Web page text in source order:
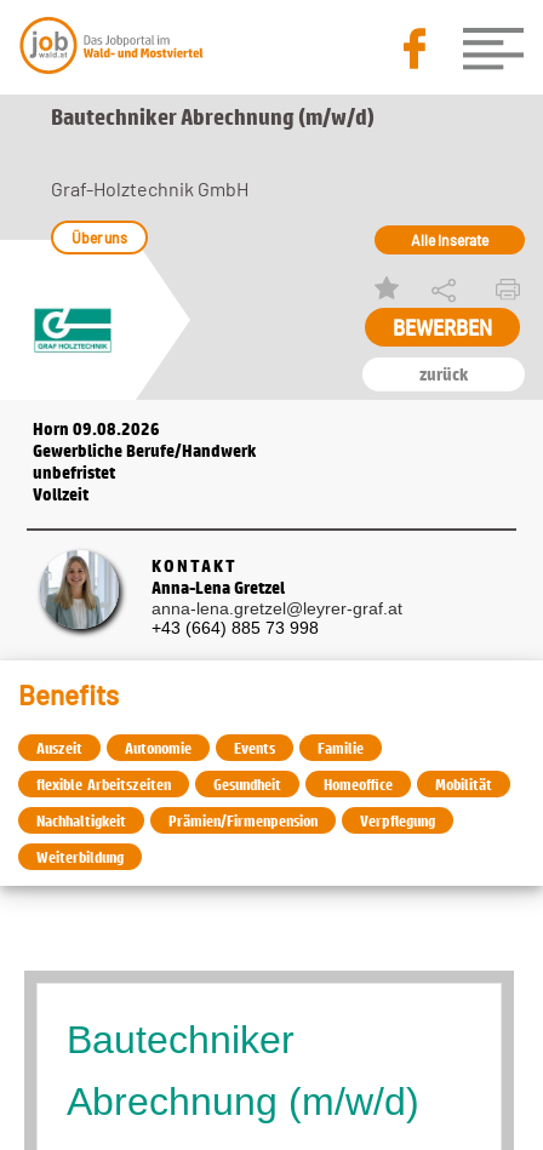
Bautechniker Abrechnung (m/w/d)
zurück
Graf-Holztechnik GmbH
Über uns Alle Inserate
Horn 09.08.2026
Gewerbliche Berufe/Handwerk
unbefristet
Vollzeit
KONTAKT
Anna-Lena Gretzel
anna-lena.gretzel@leyrer-graf.at
+43 (664) 885 73 998
Benefits
Auszeit Autonomie Events
Familie
flexible Arbeitszeiten
Gesundheit Homeoffice
Mobilität
Nachhaltigkeit
Prämien/Firmenpension
Verpflegung
Weiterbildung